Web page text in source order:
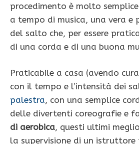
procedimento è molto
a tempo di musica, una vera e
del salto che, per essere
di una corda e di una buona
Praticabile a casa (avendo
con il tempo e l’intensità dei
palestra, con una semplice
delle divertenti coreografie e
di aerobica, questi ultimi
la supervisione di un istruttore